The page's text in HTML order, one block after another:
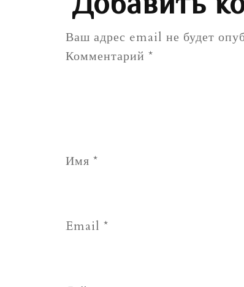
Ваш адрес email не будет
Комментарий *
Имя *
Email *